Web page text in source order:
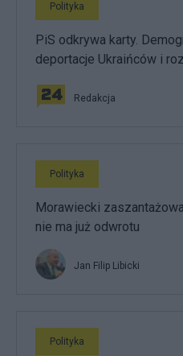
Polityka
PiS odkrywa karty.
deportacje Ukraińców i
Redakcja
Polityka
Morawiecki
nie ma już odwrotu
Jan Filip Libicki
Polityka